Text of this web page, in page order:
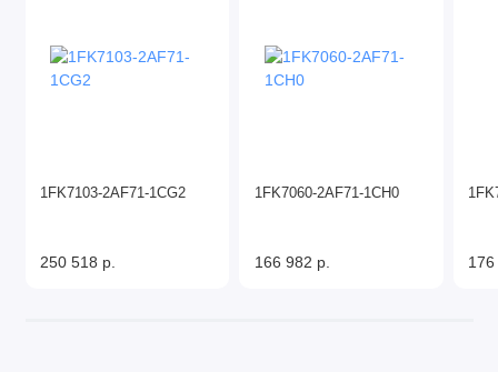
1FK7103-2AF71-1CG2
250 518 р.
1FK7060-2AF71-1CH0
166 982 р.